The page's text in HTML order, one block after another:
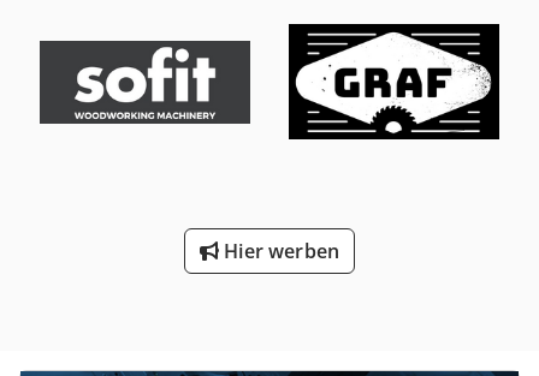
mm, Hohl-Dachzahn, Z48 Sägemotor: 4kW bei 5450 U/min,
400 V, 50 Hz Klappschiene: inkl. Werkstückanlage für
Schmalteile (5 Felder) mit Streifenanschlag mit Supercut-
Vorritzeinrichtung Absaugeinrichtung gem. BG-Richtlinien
TRK (unter 2 mg Feinstaub / m³ Luft) Verfügbarkeit:
Hier werben